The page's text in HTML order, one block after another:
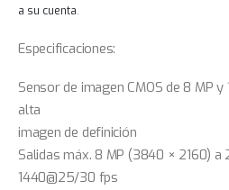
a su cuenta.
Especificaciones:
Sensor de imagen CMOS de 8 MP y
alta
imagen de definición
Salidas máx. 8 MP (3840 × 2160)
1440@25/30 fps